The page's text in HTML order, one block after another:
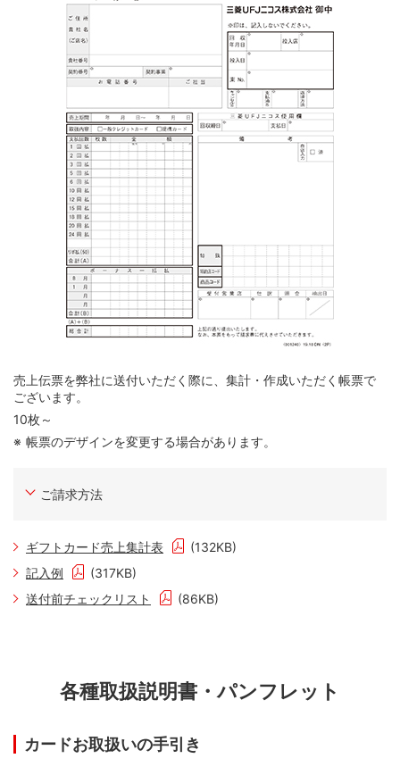
売上伝票を弊社に送付いただく際に、集計・作成いただく帳票で
ございます。
10枚～
帳票のデザインを変更する場合があります。
ご請求方法
ギフトカード売上集計表
(132KB)
記入例
(317KB)
送付前チェックリスト
(86KB)
各種取扱説明書・パンフレット
カードお取扱いの手引き